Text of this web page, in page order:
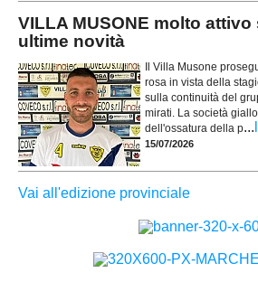
VILLA MUSONE molto
ultime novità
Il Villa Musone
rosa in vista della
sulla continuità del
mirati. La società
dell'ossatura della p...
15/07/2026
Vai all'edizione provinciale